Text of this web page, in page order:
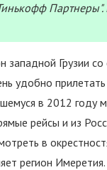
западной Грузии со
удобно
в 2012 году
рейсы и из
в
регион Имеретия.